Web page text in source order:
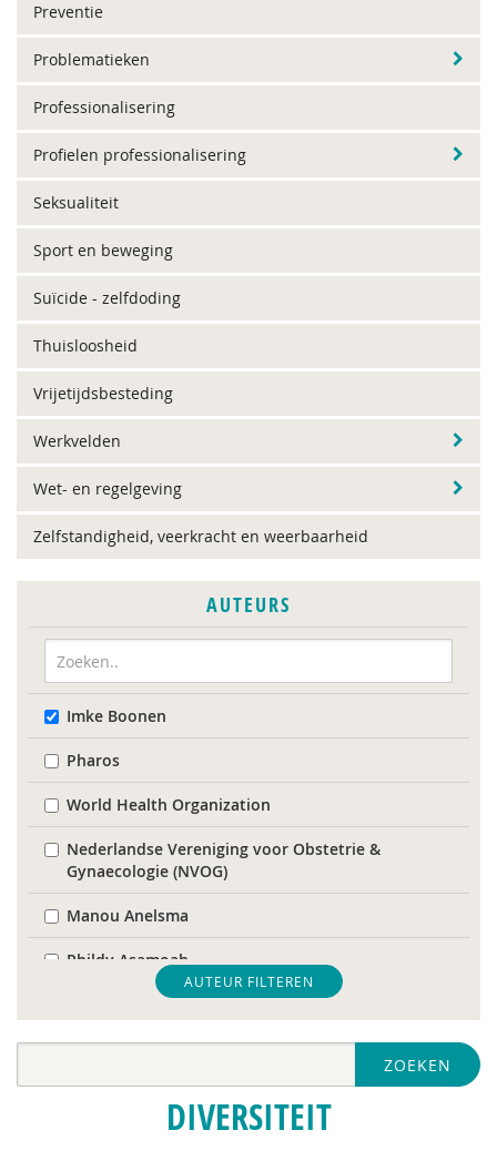
Preventie
Problematieken
Professionalisering
Profielen professionalisering
Seksualiteit
Sport en beweging
Suïcide - zelfdoding
Thuisloosheid
Vrijetijdsbesteding
Werkvelden
Wet- en regelgeving
Zelfstandigheid, veerkracht en weerbaarheid
AUTEURS
Imke Boonen
Pharos
World Health Organization
Nederlandse Vereniging voor Obstetrie &
Gynaecologie (NVOG)
Manou Anelsma
Phildy Asamoah
Mariam Badou
Soukaina Badou
Dirck van Bekkum
AUTEUR FILTEREN
ZOEKEN
DIVERSITEIT